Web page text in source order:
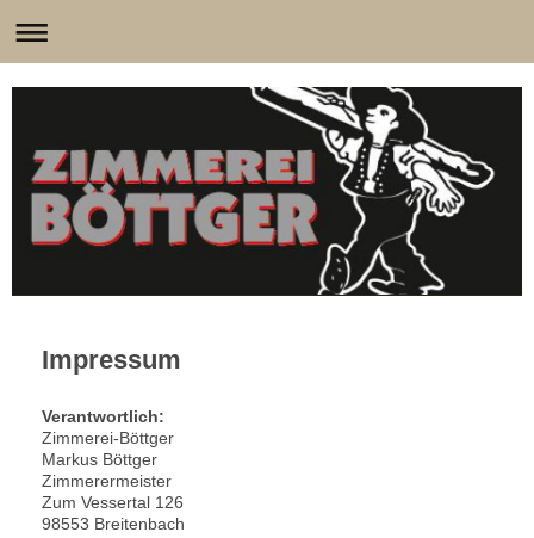
Impressum
Verantwortlich:
Zimmerei-Böttger
Markus Böttger
Zimmerermeister
Zum Vessertal 126
98553 Breitenbach